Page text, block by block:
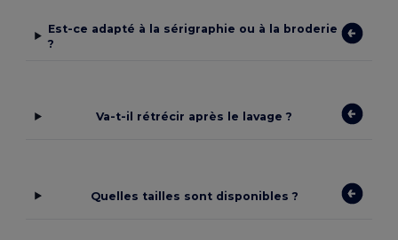
Est-ce adapté à la sérigraphie ou à la broderie
?
Va-t-il rétrécir après le lavage ?
Quelles tailles sont disponibles ?